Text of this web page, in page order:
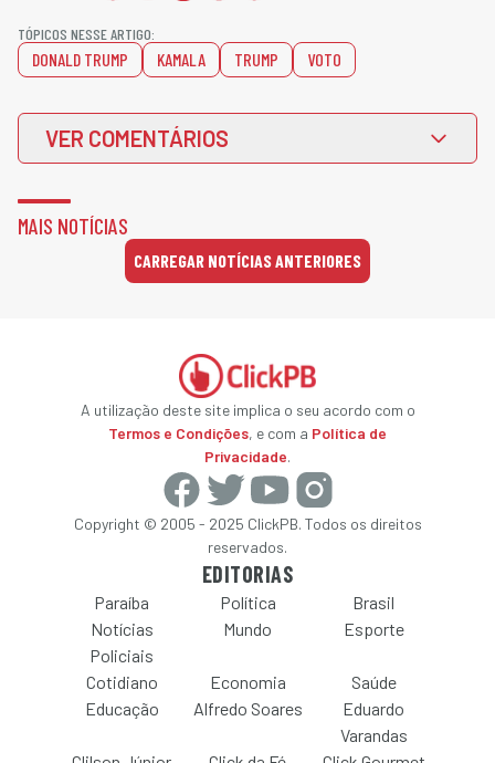
TÓPICOS NESSE ARTIGO:
DONALD TRUMP KAMALA TRUMP VOTO
VER COMENTÁRIOS
MAIS NOTÍCIAS
CARREGAR NOTÍCIAS ANTERIORES
A utilização deste site implica o seu acordo com o
Termos e Condições, e com a Política de
Privacidade.
Copyright © 2005 - 2025 ClickPB. Todos os direitos
reservados.
EDITORIAS
Paraíba Política
Brasil
Notícias
Policiais
Mundo Esporte
Cotidiano Economia
Saúde
Educação
Alfredo Soares
Eduardo
Varandas